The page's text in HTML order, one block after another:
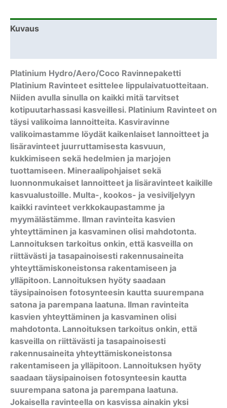
Kuvaus
Platinium Hydro/Aero/Coco Ravinnepaketti
Platinium Ravinteet esittelee lippulaivatuotteitaan.
Niiden avulla sinulla on kaikki mitä tarvitset
kotipuutarhassasi kasveillesi. Platinium Ravinteet on
täysi valikoima lannoitteita. Kasviravinne
valikoimastamme löydät kaikenlaiset lannoitteet ja
lisäravinteet juurruttamisesta kasvuun,
kukkimiseen sekä hedelmien ja marjojen
tuottamiseen. Mineraalipohjaiset sekä
luonnonmukaiset lannoitteet ja lisäravinteet kaikille
kasvualustoille. Multa-, kookos- ja vesiviljelyyn
kaikki ravinteet verkkokaupastamme ja
myymälästämme. Ilman ravinteita kasvien
yhteyttäminen ja kasvaminen olisi mahdotonta.
Lannoituksen tarkoitus onkin, että kasveilla on
riittävästi ja tasapainoisesti rakennusaineita
yhteyttämiskoneistonsa rakentamiseen ja
ylläpitoon. Lannoituksen hyöty saadaan
täysipainoisen fotosynteesin kautta suurempana
satona ja parempana laatuna. Ilman ravinteita
kasvien yhteyttäminen ja kasvaminen olisi
mahdotonta. Lannoituksen tarkoitus onkin, että
kasveilla on riittävästi ja tasapainoisesti
rakennusaineita yhteyttämiskoneistonsa
rakentamiseen ja ylläpitoon. Lannoituksen hyöty
saadaan täysipainoisen fotosynteesin kautta
suurempana satona ja parempana laatuna.
Jokaisella ravinteella on kasvissa ainakin yksi